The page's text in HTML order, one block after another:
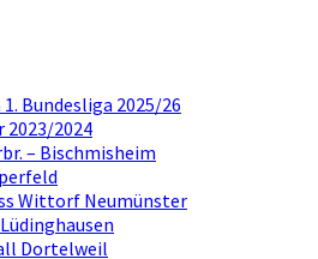
Bundesliga 2025/26
2023/2024
– Bischmisheim
Wittorf Neumünster
Dortelweil